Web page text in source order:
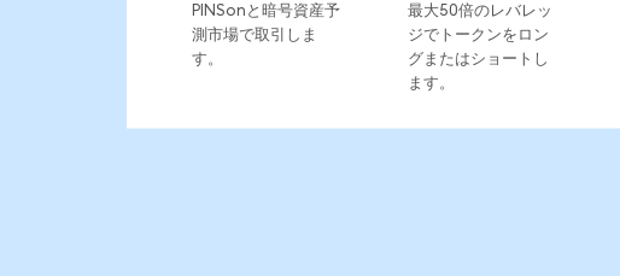
PINSonと暗号資産予
測市場で取引しま
す。
最大50倍のレバレッ
ジでトークンをロン
グまたはショートし
ます。